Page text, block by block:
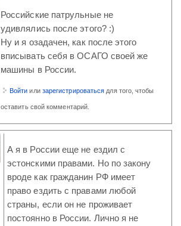
Российские патрульные не
удивлялись после этого? :)
Ну и я озадачен, как после этого
вписывать себя в ОСАГО своей же
машины в России.
Войти или зарегистрироваться для того, чтобы
оставить свой комментарий.
А я в России еще не ездил с
эстонскими правами. Но по закону
вроде как гражданин РФ имеет
право ездить с правами любой
страны, если он не проживает
постоянно в России. Лично я не